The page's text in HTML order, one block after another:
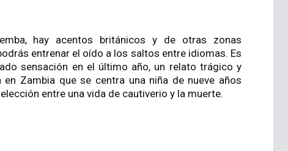
hay acentos británicos y de otras zonas
entrenar el oído a los saltos entre idiomas. Es
sensación en el último año, un relato trágico y
Zambia que se centra una niña de nueve años
entre una vida de cautiverio y la muerte.